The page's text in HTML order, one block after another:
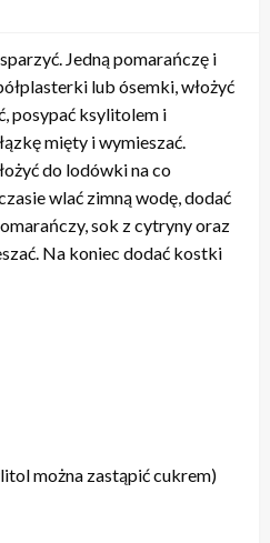
Jedną pomarańczę i
lub ósemki, włożyć
posypać ksylitolem i
mięty i wymieszać.
do lodówki na co
wlać zimną wodę, dodać
sok z cytryny oraz
Na koniec dodać kostki
można zastąpić cukrem)